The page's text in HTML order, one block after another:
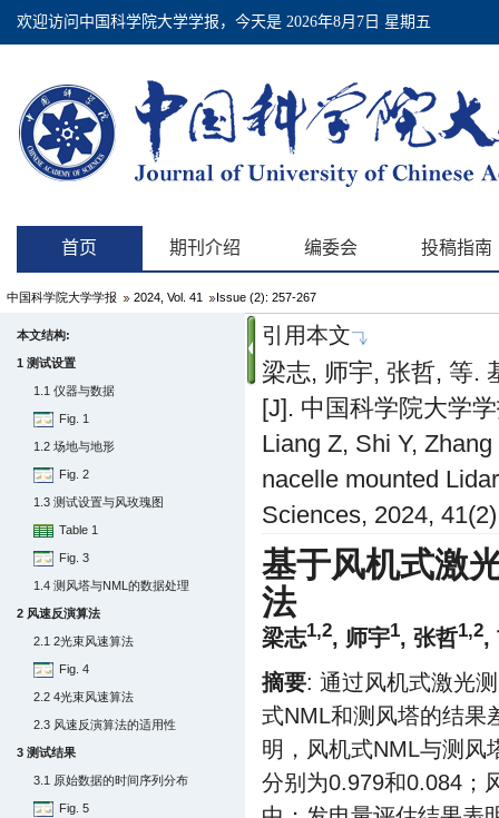
中国科学院大学学报 2024, Vol. 41 Issue (2): 257-267
本文结构:
1 测试设置
1.1 仪器与数据
Fig. 1
1.2 场地与地形
Fig. 2
1.3 测试设置与风玫瑰图
Table 1
Fig. 3
1.4 测风塔与NML的数据处理
2 风速反演算法
2.1 2光束风速算法
Fig. 4
2.2 4光束风速算法
2.3 风速反演算法的适用性
3 测试结果
3.1 原始数据的时间序列分布
Fig. 5
引用本文
梁志, 师宇, 张哲, 等.
[J]. 中国科学院大学
Liang Z, Shi Y,
nacelle mounted
Sciences, 2024,
基于风机式激
法
梁志1,2, 师宇1, 张哲1,2,
摘要: 通过风机式激光
式NML和测风塔的结果
明，风机式NML与测风
分别为0.979和0.084；